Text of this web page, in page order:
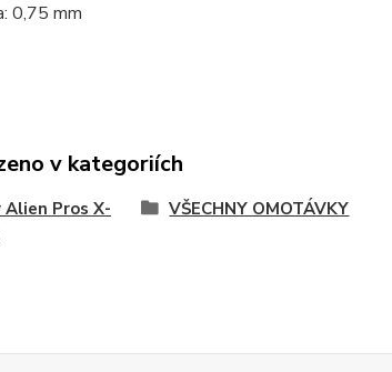
0,75 mm
v kategoriích
Pros X-
VŠECHNY OMOTÁVKY